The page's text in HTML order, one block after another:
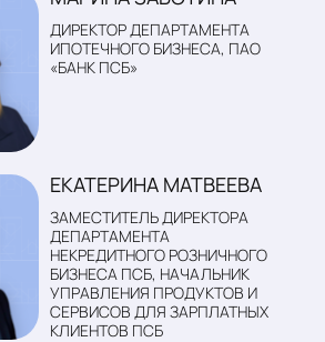
ДИРЕКТОР ДЕПАРТАМЕНТА
ИПОТЕЧНОГО БИЗНЕСА, ПАО
«БАНК ПСБ»
ЕКАТЕРИНА МАТВЕЕВА
ЗАМЕСТИТЕЛЬ ДИРЕКТОРА
ДЕПАРТАМЕНТА
НЕКРЕДИТНОГО РОЗНИЧНОГО
БИЗНЕСА ПСБ, НАЧАЛЬНИК
УПРАВЛЕНИЯ ПРОДУКТОВ И
СЕРВИСОВ ДЛЯ ЗАРПЛАТНЫХ
КЛИЕНТОВ ПСБ